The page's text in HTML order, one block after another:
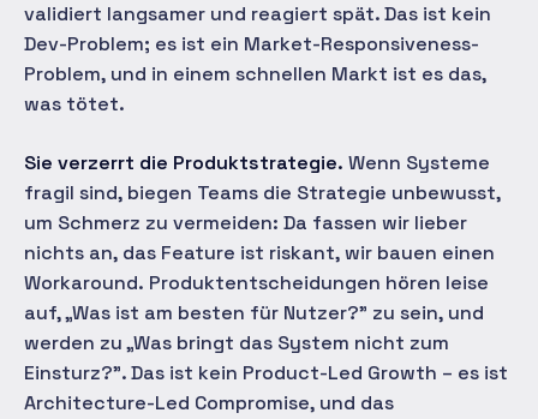
validiert langsamer und reagiert spät. Das ist kein
Dev-Problem; es ist ein Market-Responsiveness-
Problem, und in einem schnellen Markt ist es das,
was tötet.
Sie verzerrt die Produktstrategie. Wenn Systeme
fragil sind, biegen Teams die Strategie unbewusst,
um Schmerz zu vermeiden: Da fassen wir lieber
nichts an, das Feature ist riskant, wir bauen einen
Workaround. Produktentscheidungen hören leise
auf, „Was ist am besten für Nutzer?" zu sein, und
werden zu „Was bringt das System nicht zum
Einsturz?". Das ist kein Product-Led Growth – es ist
Architecture-Led Compromise, und das